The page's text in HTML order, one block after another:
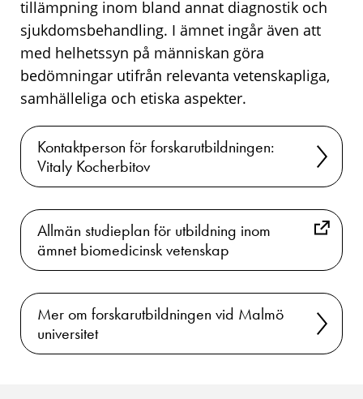
tillämpning inom bland annat diagnostik och
sjukdomsbehandling. I ämnet ingår även att
med helhetssyn på människan göra
bedömningar utifrån relevanta vetenskapliga,
samhälleliga och etiska aspekter.
Kontaktperson för forskarutbildningen:
Vitaly Kocherbitov
Allmän studieplan för utbildning inom
ämnet biomedicinsk vetenskap
Mer om forskarutbildningen vid Malmö
universitet